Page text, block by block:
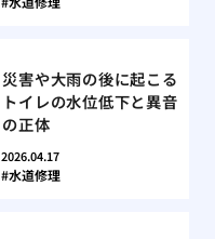
災害や大雨の後に起こる
トイレの水位低下と異音
の正体
2026.04.17
水道修理